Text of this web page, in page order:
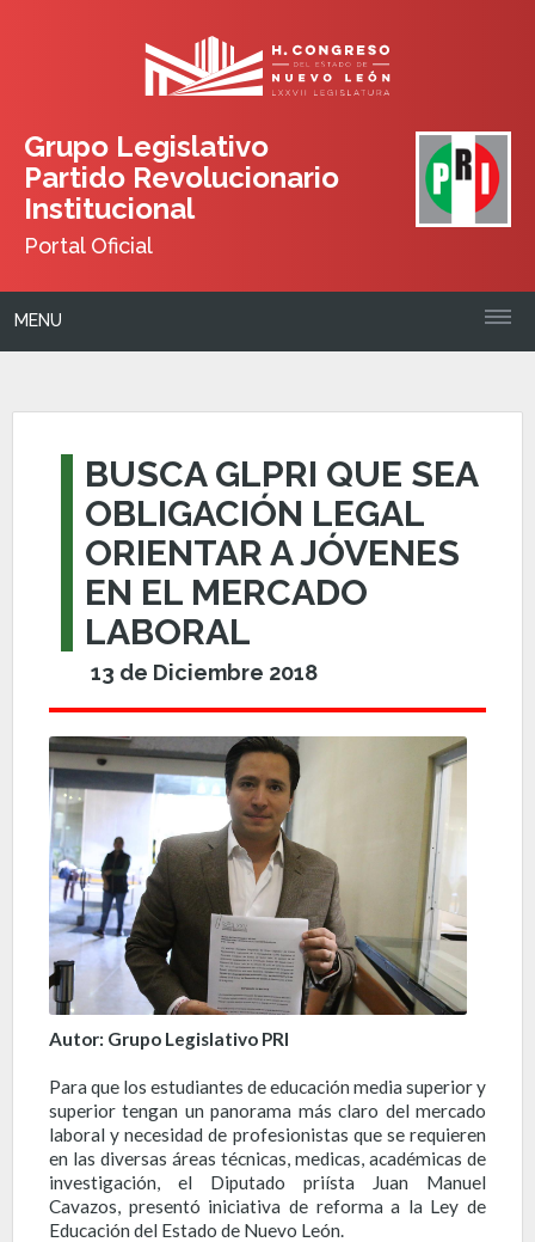
Grupo Legislativo
Partido Revolucionario
Institucional
Portal Oficial
MENU
BUSCA GLPRI QUE SEA
OBLIGACIÓN LEGAL
ORIENTAR A JÓVENES
EN EL MERCADO
LABORAL
13 de Diciembre 2018
Autor: Grupo Legislativo PRI
Para que los estudiantes de educación media superior y
superior tengan un panorama más claro del mercado
laboral y necesidad de profesionistas que se requieren
en las diversas áreas técnicas, medicas, académicas de
investigación, el Diputado priísta Juan Manuel
Cavazos, presentó iniciativa de reforma a la Ley de
Educación del Estado de Nuevo León.